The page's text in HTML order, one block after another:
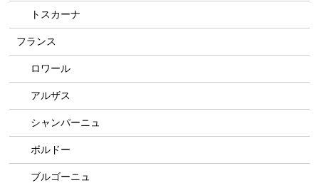
トスカーナ
フランス
ロワール
アルザス
シャンパーニュ
ボルドー
ブルゴーニュ